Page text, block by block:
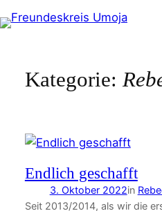
Inhalt
Kategorie:
Endlich geschafft
3. Oktober 2022in
Seit 2013/2014, als wir die